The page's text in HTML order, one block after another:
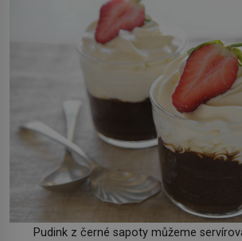
Pudink z černé sapoty můžeme